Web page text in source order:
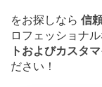
をお探しなら 信
ロフェッショナ
トおよびカスタ
ださい！